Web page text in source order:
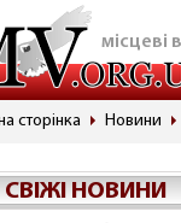
місцеві
сторінка Новини
СВІЖІ НОВИНИ